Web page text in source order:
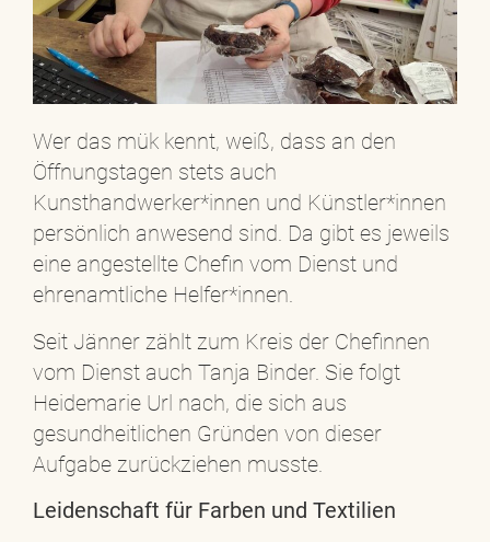
Wer das mük kennt, weiß, dass an den
Öffnungstagen stets auch
Kunsthandwerker*innen und Künstler*innen
persönlich anwesend sind. Da gibt es jeweils
eine angestellte Chefin vom Dienst und
ehrenamtliche Helfer*innen.
Seit Jänner zählt zum Kreis der Chefinnen
vom Dienst auch Tanja Binder. Sie folgt
Heidemarie Url nach, die sich aus
gesundheitlichen Gründen von dieser
Aufgabe zurückziehen musste.
Leidenschaft für Farben und Textilien